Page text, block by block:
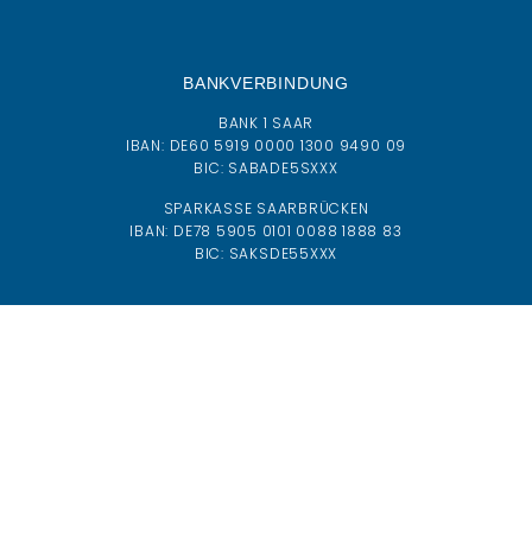
BANKVERBINDUNG
BANK 1 SAAR
IBAN: DE60 5919 0000 1300 9490 09
BIC: SABADE5SXXX
SPARKASSE SAARBRÜCKEN
IBAN: DE78 5905 0101 0088 1888 83
BIC: SAKSDE55XXX